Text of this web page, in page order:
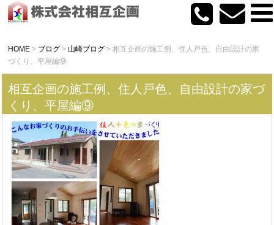
HOME > ブログ > 山崎ブログ > 相互企画の施工例、住人戸色、自由設計の家
づくり、平屋編⑨
相互企画の施工例、住人戸色、自由設計の家づ
くり、平屋編⑨